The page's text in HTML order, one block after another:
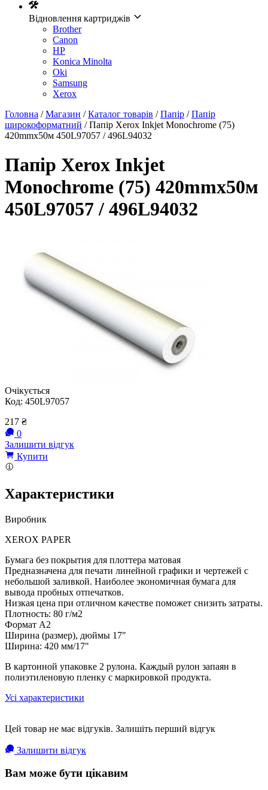
Відновлення картриджів
Brother
Canon
HP
Konica Minolta
Oki
Samsung
Xerox
Головна /Магазин /Каталог товарів /Папір /Папір
широкоформатний / Папір Xerox Inkjet Monochrome (75)
420mmх50м 450L97057 / 496L94032
Папір Xerox Inkjet
Monochrome (75) 420mmх50м
450L97057 / 496L94032
Очікується
Код: 450L97057
217 ₴
0
Залишити відгук
Купити
Характеристики
Виробник
XEROX PAPER
Бумага без покрытия для плоттера матовая
Предназначена для печати линейной графики и чертежей с
небольшой заливкой. Наиболее экономичная бумага для
вывода пробных отпечатков.
Низкая цена при отличном качестве поможет снизить затраты.
Плотность: 80 г/м2
Формат A2
Ширина (размер), дюймы 17"
Ширина: 420 мм/17"
В картонной упаковке 2 рулона. Каждый рулон запаян в
полиэтиленовую пленку с маркировкой продукта.
Усі характеристики
Цей товар не має відгуків. Залишіть перший відгук
Залишити відгук
Вам може бути цікавим